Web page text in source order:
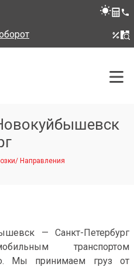
/ Направления
— Санкт-Петербург
транспортом
Мы принимаем груз от